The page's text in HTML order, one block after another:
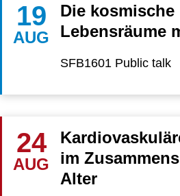
19
AUG
Die
Lebensräume
SFB1601 Public talk
24
AUG
im
Alter